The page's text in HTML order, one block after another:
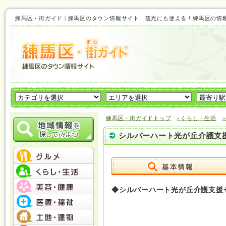
練馬区・街ガイド | 練馬区のタウン情報サイト 観光にも使える！練馬区の
練馬区・街ガイドトップ »くらし・生活
シルバーハート光が丘介護支
◆シルバーハート光が丘介護支